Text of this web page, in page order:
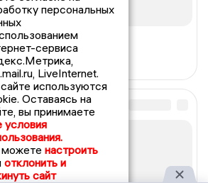
персональных
сервиса
LiveInternet.
используются
Оставаясь на
вы принимаете
условия
настроить
отклонить и
сайт